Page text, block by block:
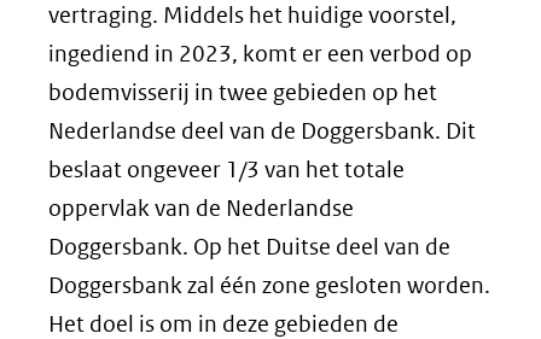
vertraging. Middels het huidige voorstel,
ingediend in 2023, komt er een verbod op
bodemvisserij in twee gebieden op het
Nederlandse deel van de Doggersbank. Dit
beslaat ongeveer 1/3 van het totale
oppervlak van de Nederlandse
Doggersbank. Op het Duitse deel van de
Doggersbank zal één zone gesloten worden.
Het doel is om in deze gebieden de